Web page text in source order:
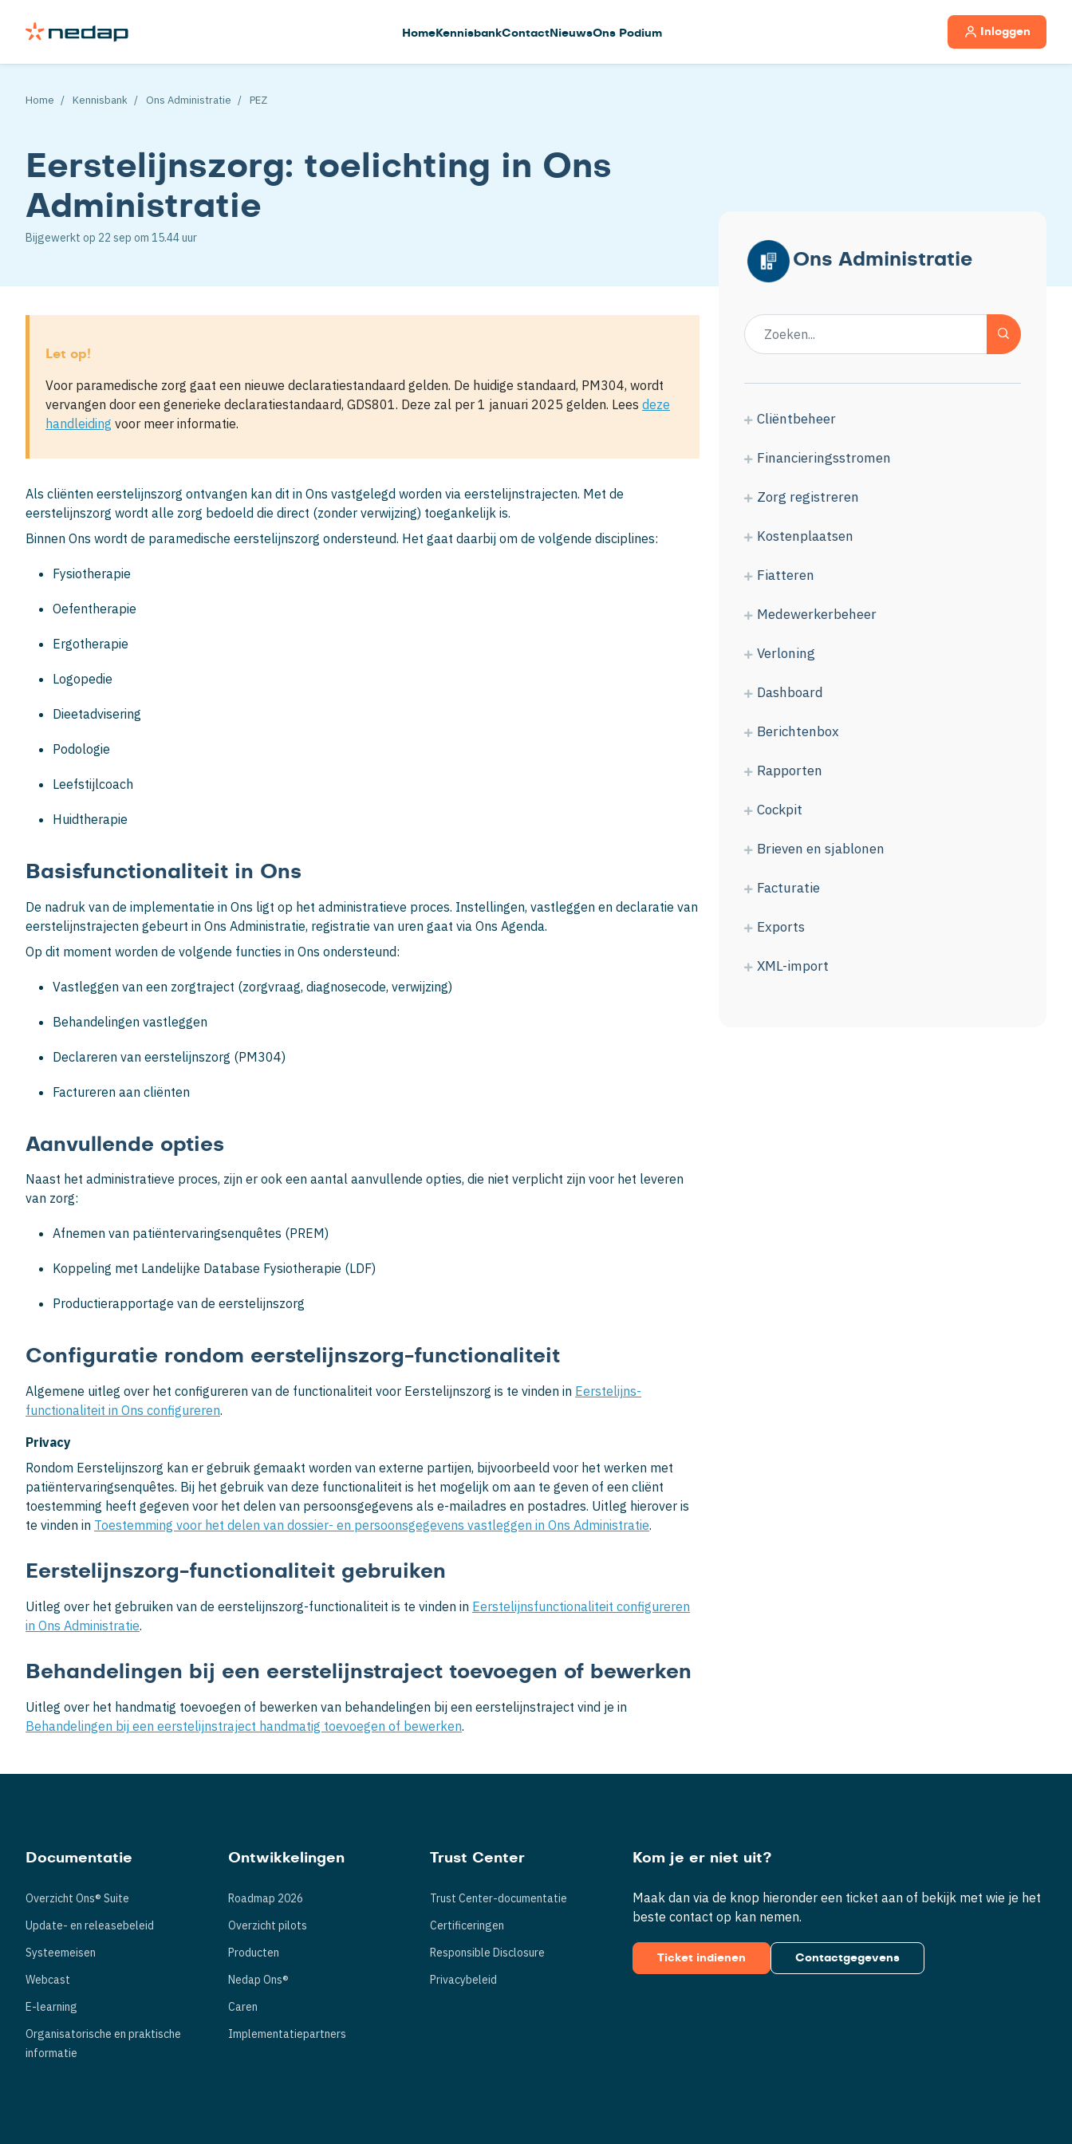
HomeKennisbankContactNieuwsOns Podium Inloggen
Home Kennisbank Ons Administratie PEZ
Eerstelijnszorg: toelichting in Ons
Administratie
Bijgewerkt op 22 sep om 15.44 uur
Let op!
Voor paramedische zorg gaat een nieuwe declaratiestandaard gelden. De huidige standaard, PM304, wordt
vervangen door een generieke declaratiestandaard, GDS801. Deze zal per 1 januari 2025 gelden. Lees deze
handleiding voor meer informatie.
Als cliënten eerstelijnszorg ontvangen kan dit in Ons vastgelegd worden via eerstelijnstrajecten. Met de
eerstelijnszorg wordt alle zorg bedoeld die direct (zonder verwijzing) toegankelijk is.
Binnen Ons wordt de paramedische eerstelijnszorg ondersteund. Het gaat daarbij om de volgende disciplines:
Fysiotherapie
Oefentherapie
Ergotherapie
Logopedie
Dieetadvisering
Podologie
Leefstijlcoach
Huidtherapie
Basisfunctionaliteit in Ons
De nadruk van de implementatie in Ons ligt op het administratieve proces. Instellingen, vastleggen en declaratie van
eerstelijnstrajecten gebeurt in Ons Administratie, registratie van uren gaat via Ons Agenda.
Op dit moment worden de volgende functies in Ons ondersteund:
Vastleggen van een zorgtraject (zorgvraag, diagnosecode, verwijzing)
Behandelingen vastleggen
Declareren van eerstelijnszorg (PM304)
Factureren aan cliënten
Aanvullende opties
Naast het administratieve proces, zijn er ook een aantal aanvullende opties, die niet verplicht zijn voor het leveren
van zorg:
Afnemen van patiëntervaringsenquêtes (PREM)
Koppeling met Landelijke Database Fysiotherapie (LDF)
Productierapportage van de eerstelijnszorg
Configuratie rondom eerstelijnszorg-functionaliteit
Algemene uitleg over het configureren van de functionaliteit voor Eerstelijnszorg is te vinden in Eerstelijns-
functionaliteit in Ons configureren.
Privacy
Rondom Eerstelijnszorg kan er gebruik gemaakt worden van externe partijen, bijvoorbeeld voor het werken met
patiëntervaringsenquêtes. Bij het gebruik van deze functionaliteit is het mogelijk om aan te geven of een cliënt
toestemming heeft gegeven voor het delen van persoonsgegevens als e-mailadres en postadres. Uitleg hierover is
te vinden in Toestemming voor het delen van dossier- en persoonsgegevens vastleggen in Ons Administratie.
Eerstelijnszorg-functionaliteit gebruiken
Uitleg over het gebruiken van de eerstelijnszorg-functionaliteit is te vinden in Eerstelijnsfunctionaliteit configureren
in Ons Administratie.
Behandelingen bij een eerstelijnstraject toevoegen of bewerken
Uitleg over het handmatig toevoegen of bewerken van behandelingen bij een eerstelijnstraject vind je in
Behandelingen bij een eerstelijnstraject handmatig toevoegen of bewerken.
Ons Administratie
Cliëntbeheer
Financieringsstromen
Zorg registreren
Kostenplaatsen
Fiatteren
Medewerkerbeheer
Verloning
Dashboard
Berichtenbox
Rapporten
Cockpit
Brieven en sjablonen
Facturatie
Exports
XML-import
Documentatie
Overzicht Ons® Suite
Update- en releasebeleid
Systeemeisen
Webcast
E-learning
Organisatorische en praktische
informatie
Ontwikkelingen
Roadmap 2026
Overzicht pilots
Producten
Nedap Ons®
Caren
Implementatiepartners
Trust Center
Trust Center-documentatie
Certificeringen
Responsible Disclosure
Privacybeleid
Kom je er niet uit?
Maak dan via de knop hieronder een ticket aan of bekijk met wie je het
beste contact op kan nemen.
Ticket indienen Contactgegevens